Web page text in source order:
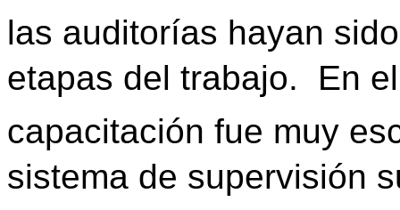
las auditorías hayan
etapas del trabajo.  En
capacitación fue muy
sistema de supervisión